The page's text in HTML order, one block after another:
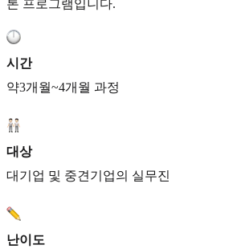
톤 프로그램입니다.
시간
약3개월~4개월 과정
대상
대기업 및 중견기업의 실무진
난이도